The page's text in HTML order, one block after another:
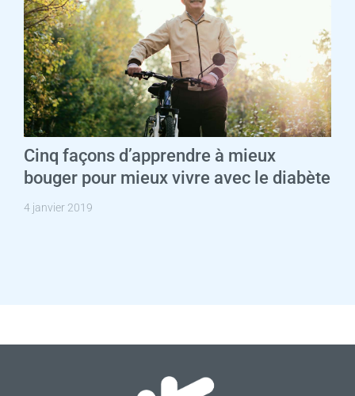
Cinq façons d’apprendre à mieux
bouger pour mieux vivre avec le diabète
4 janvier 2019